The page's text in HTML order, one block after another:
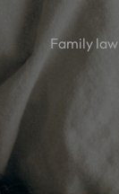
Family law